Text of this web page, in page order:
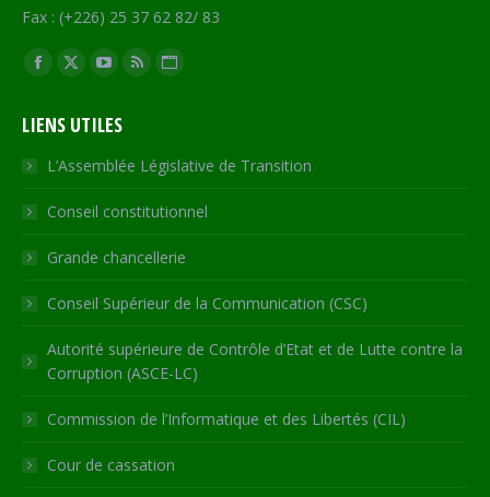
Fax : (+226) 25 37 62 82/ 83
Trouvez nous sur :
Facebook
opens
in
new
window
X
opens
in
new
window
YouTube
opens
in
new
window
RSS
in
new
window
Site
opens
in
new
LIENS UTILES
L’Assemblée Législative de Transition
Conseil constitutionnel
Grande chancellerie
Conseil Supérieur de la Communication (CSC)
Autorité supérieure de Contrôle d’Etat et de Lutte contre la
Corruption (ASCE-LC)
Commission de l’Informatique et des Libertés (CIL)
Cour de cassation